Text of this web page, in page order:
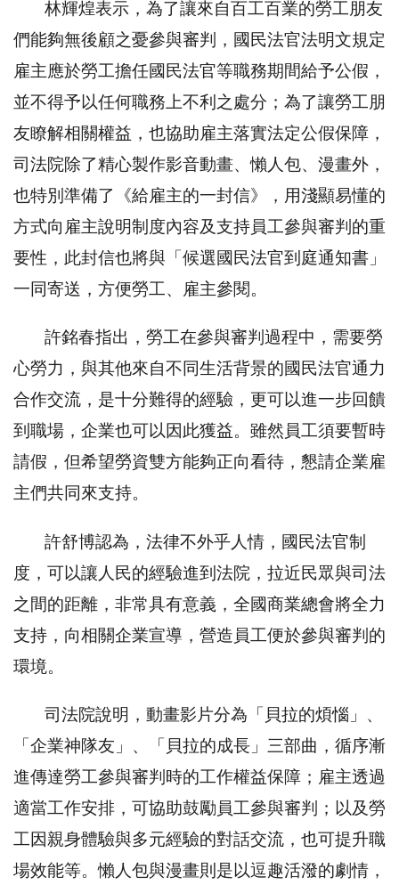
林輝煌表示，為了讓來自百工百業的勞工朋友
們能夠無後顧之憂參與審判，國民法官法明文規定
雇主應於勞工擔任國民法官等職務期間給予公假，
並不得予以任何職務上不利之處分；為了讓勞工朋
友瞭解相關權益，也協助雇主落實法定公假保障，
司法院除了精心製作影音動畫、懶人包、漫畫外，
也特別準備了《給雇主的一封信》，用淺顯易懂的
方式向雇主說明制度內容及支持員工參與審判的重
要性，此封信也將與「候選國民法官到庭通知書」
一同寄送，方便勞工、雇主參閱。
許銘春指出，勞工在參與審判過程中，需要勞
心勞力，與其他來自不同生活背景的國民法官通力
合作交流，是十分難得的經驗，更可以進一步回饋
到職場，企業也可以因此獲益。雖然員工須要暫時
請假，但希望勞資雙方能夠正向看待，懇請企業雇
主們共同來支持。
許舒博認為，法律不外乎人情，國民法官制
度，可以讓人民的經驗進到法院，拉近民眾與司法
之間的距離，非常具有意義，全國商業總會將全力
支持，向相關企業宣導，營造員工便於參與審判的
環境。
司法院說明，動畫影片分為「貝拉的煩惱」、
「企業神隊友」、「貝拉的成長」三部曲，循序漸
進傳達勞工參與審判時的工作權益保障；雇主透過
適當工作安排，可協助鼓勵員工參與審判；以及勞
工因親身體驗與多元經驗的對話交流，也可提升職
場效能等。懶人包與漫畫則是以逗趣活潑的劇情，